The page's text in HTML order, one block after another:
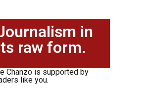
in
raw form.
Chanzo is supported by
like you.